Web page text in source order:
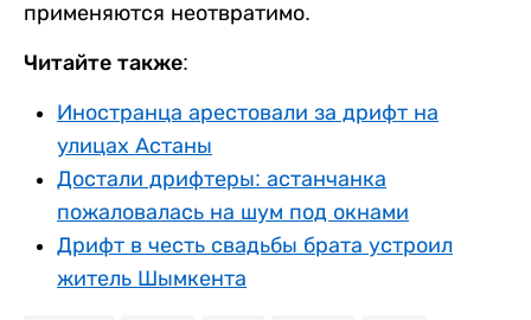
применяются неотвратимо.
Читайте также:
Иностранца арестовали за дрифт на
улицах Астаны
Достали дрифтеры: астанчанка
пожаловалась на шум под окнами
Дрифт в честь свадьбы брата устроил
житель Шымкента